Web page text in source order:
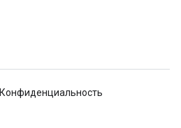
Конфиденциальность